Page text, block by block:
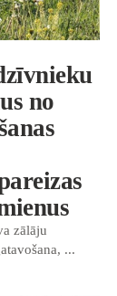
no
zālāju
...